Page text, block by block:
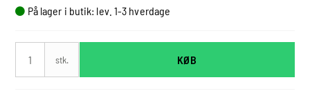
På lager i butik: lev. 1-3 hverdage
stk. KØB